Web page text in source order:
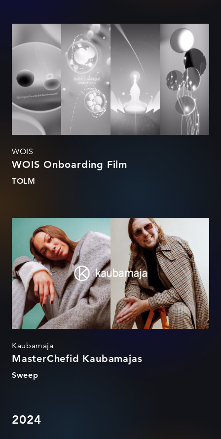
WOIS Onboarding Film
WOIS
WOIS Onboarding Film
TOLM
MasterChefid Kaubamajas
Kaubamaja
MasterChefid Kaubamajas
Sweep
2024